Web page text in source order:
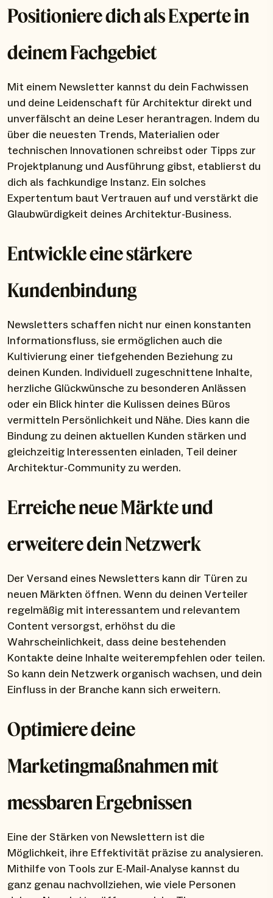
Positioniere dich als Experte in
deinem Fachgebiet
Mit einem Newsletter kannst du dein Fachwissen
und deine Leidenschaft für Architektur direkt und
unverfälscht an deine Leser herantragen. Indem du
über die neuesten Trends, Materialien oder
technischen Innovationen schreibst oder Tipps zur
Projektplanung und Ausführung gibst, etablierst du
dich als fachkundige Instanz. Ein solches
Expertentum baut Vertrauen auf und verstärkt die
Glaubwürdigkeit deines Architektur-Business.
Entwickle eine stärkere
Kundenbindung
Newsletters schaffen nicht nur einen konstanten
Informationsfluss, sie ermöglichen auch die
Kultivierung einer tiefgehenden Beziehung zu
deinen Kunden. Individuell zugeschnittene Inhalte,
herzliche Glückwünsche zu besonderen Anlässen
oder ein Blick hinter die Kulissen deines Büros
vermitteln Persönlichkeit und Nähe. Dies kann die
Bindung zu deinen aktuellen Kunden stärken und
gleichzeitig Interessenten einladen, Teil deiner
Architektur-Community zu werden.
Erreiche neue Märkte und
erweitere dein Netzwerk
Der Versand eines Newsletters kann dir Türen zu
neuen Märkten öffnen. Wenn du deinen Verteiler
regelmäßig mit interessantem und relevantem
Content versorgst, erhöhst du die
Wahrscheinlichkeit, dass deine bestehenden
Kontakte deine Inhalte weiterempfehlen oder teilen.
So kann dein Netzwerk organisch wachsen, und dein
Einfluss in der Branche kann sich erweitern.
Optimiere deine
Marketingmaßnahmen mit
messbaren Ergebnissen
Eine der Stärken von Newslettern ist die
Möglichkeit, ihre Effektivität präzise zu analysieren.
Mithilfe von Tools zur E-Mail-Analyse kannst du
ganz genau nachvollziehen, wie viele Personen